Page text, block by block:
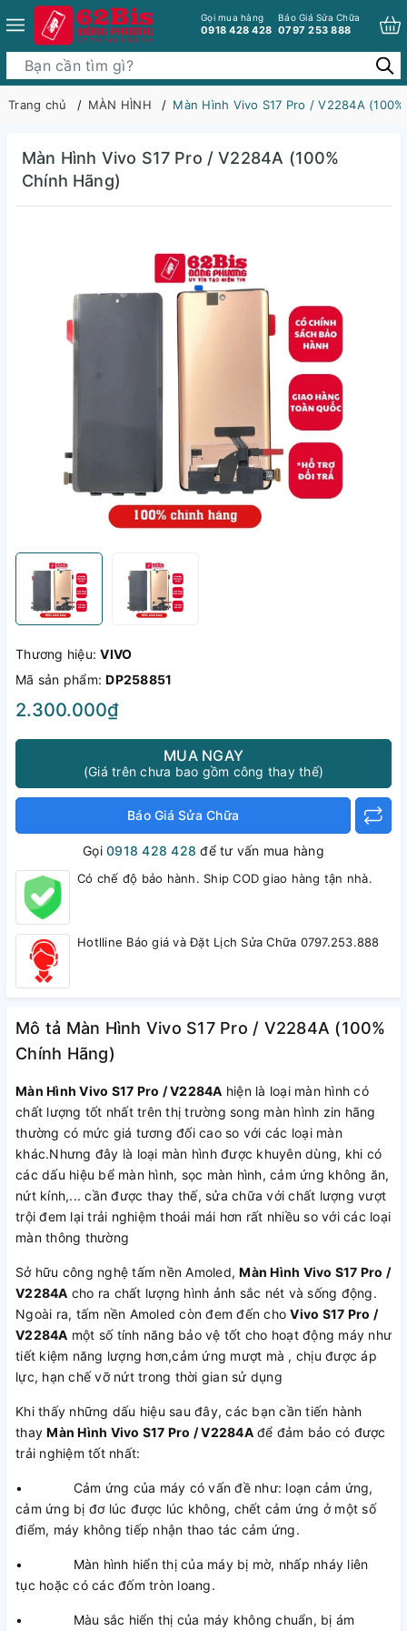
Gọi mua hàng
0918 428 428
Báo Giá Sửa Chữa
0797 253 888
Trang chủ MÀN HÌNH Màn Hình Vivo S17 Pro / V2284A
Màn Hình Vivo S17 Pro / V2284A (100%
Chính Hãng)
Thương hiệu:VIVO
Mã sản phẩm:DP258851
2.300.000₫
MUA NGAY
(Giá trên chưa bao gồm công thay thế)
Báo Giá Sửa Chữa
Gọi0918 428 428 để tư vấn mua hàng
Có chế độ bảo hành. Ship COD giao hàng tận nhà.
Hotlline Báo giá và Đặt Lịch Sửa Chữa 0797.253.888
Mô tả Màn Hình Vivo S17 Pro / V2284A (100%
Chính Hãng)
Màn Hình Vivo S17 Pro / V2284A hiện là loại màn hình có
chất lượng tốt nhất trên thị trường song màn hình zin hãng
thường có mức giá tương đối cao so với các loại màn
khác.Nhưng đây là loại màn hình được khuyên dùng, khi có
các dấu hiệu bể màn hình, sọc màn hình, cảm ứng không ăn,
nứt kính,... cần được thay thế, sửa chữa với chất lượng vượt
trội đem lại trải nghiệm thoái mái hơn rất nhiều so với các loại
màn thông thường
Sở hữu công nghệ tấm nền Amoled,Màn Hình Vivo S17 Pro /
V2284A cho ra chất lượng hình ảnh sắc nét và sống động.
Ngoài ra, tấm nền Amoled còn đem đến choVivo S17 Pro /
V2284A một số tính năng bảo vệ tốt cho hoạt động máy như
tiết kiệm năng lượng hơn,cảm ứng mượt mà , chịu được áp
lực, hạn chế vỡ nứt trong thời gian sử dụng
Khi thấy những dấu hiệu sau đây, các bạn cần tiến hành
thayMàn Hình Vivo S17 Pro / V2284Ađể đảm bảo có được
trải nghiệm tốt nhất:
• Cảm ứng của máy có vấn đề như: loạn cảm ứng,
cảm ứng bị đơ lúc được lúc không, chết cảm ứng ở một số
điểm, máy không tiếp nhận thao tác cảm ứng.
• Màn hình hiển thị của máy bị mờ, nhấp nháy liên
tục hoặc có các đốm tròn loang.
• Màu sắc hiển thị của máy không chuẩn, bị ám